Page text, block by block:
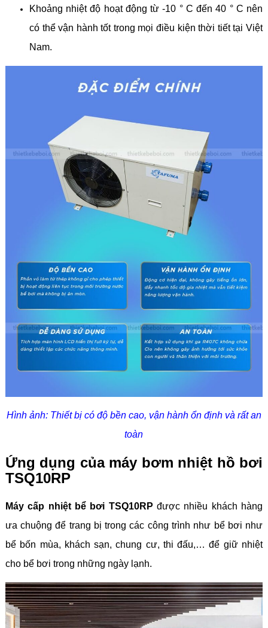
Khoảng nhiệt độ hoạt động từ -10 ° C đến 40 ° C nên
có thể vận hành tốt trong mọi điều kiện thời tiết tại Việt
Nam.
Hình ảnh: Thiết bị có độ bền cao, vận hành ổn định và rất an
toàn
Ứng dụng của máy bơm nhiệt hồ bơi
TSQ10RP
Máy cấp nhiệt bể bơi TSQ10RP được nhiều khách hàng
ưa chuộng để trang bị trong các công trình như bể bơi như
bể bốn mùa, khách sạn, chung cư, thi đấu,… để giữ nhiệt
cho bể bơi trong những ngày lạnh.